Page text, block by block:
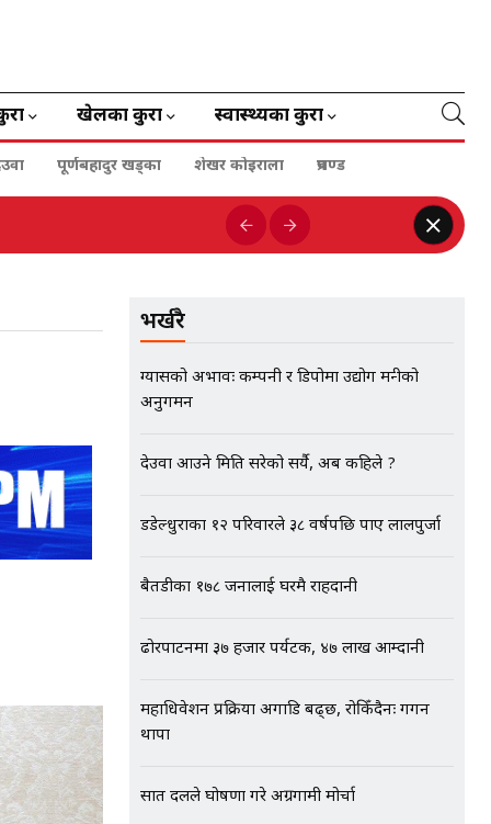
खेलका कुरा स्वास्थ्यका कुरा
पूर्णबहादुर खड्का शेखर कोइराला प्रचण्ड
भर्खरै
ग्यासको अभावः कम्पनी र डिपोमा उद्योग मन्त्रीको
अनुगमन
देउवा आउने मिति सरेको सर्यै, अब कहिले ?
डडेल्धुराका १२ परिवारले ३८ वर्षपछि पाए लालपुर्जा
बैतडीका १७८ जनालाई घरमै राहदानी
ढोरपाटनमा ३७ हजार पर्यटक, ४७ लाख आम्दानी
महाधिवेशन प्रक्रिया अगाडि बढ्छ, रोकिँदैनः गगन
थापा
सात दलले घोषणा गरे अग्रगामी मोर्चा